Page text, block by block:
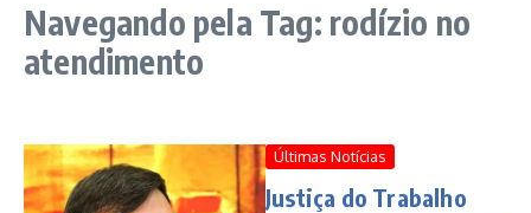
Navegando pela Tag: rodízio no
atendimento
Últimas Notícias
Justiça do Trabalho